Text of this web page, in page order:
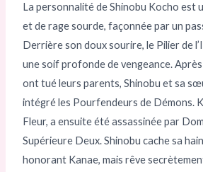
La personnalité de Shinobu Kocho est
et de rage sourde, façonnée par un
Derrière son doux sourire, le Pilier de
une soif profonde de vengeance.
ont tué leurs parents, Shinobu et sa
intégré les Pourfendeurs de Démons.
Fleur, a ensuite été assassinée par
Supérieure Deux. Shinobu cache sa
honorant Kanae, mais rêve